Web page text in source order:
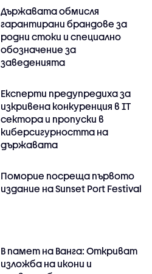
Държавата обмисля
гарантирани брандове за
родни стоки и специално
обозначение за
заведенията
Експерти предупредиха за
изкривена конкуренция в IT
сектора и пропуски в
киберсигурността на
държавата
Поморие посреща първото
издание на Sunset Port Festival
В памет на Ванга: Откриват
изложба на икони и